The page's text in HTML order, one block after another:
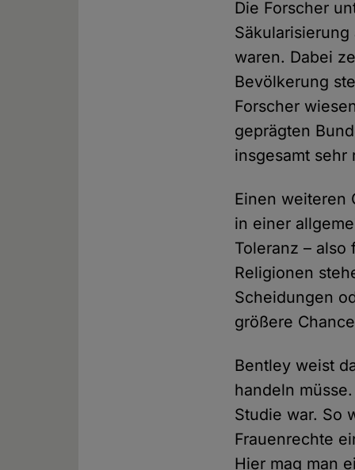
Die Forscher
waren. Dabei
Bevölkerung
Forscher
geprägten
insgesamt sehr
Einen weiteren
in einer
Toleranz – also
Religionen
Scheidungen
größere
Bentley weist
handeln
Studie war. So
Frauenrechte
Hier mag man